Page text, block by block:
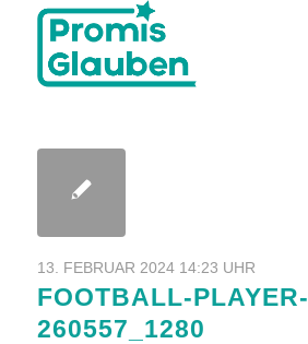
13. FEBRUAR 2024 14:23 UHR
FOOTBALL-PLAYER-
260557_1280